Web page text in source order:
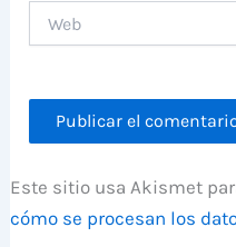
Este sitio usa Akismet
cómo se procesan los